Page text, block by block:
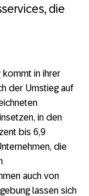
die
kommt in ihrer
der Umstieg auf
in den
bis 6,9
die
auch von
lassen sich